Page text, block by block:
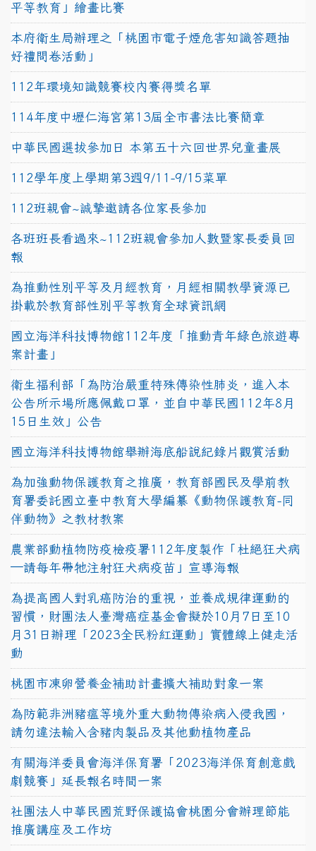
平等教育」繪畫比賽
本府衛生局辦理之「桃園市電子煙危害知識答題抽
好禮問卷活動」
112年環境知識競賽校內賽得獎名單
114年度中壢仁海宮第13屆全市書法比賽簡章
中華民國選拔參加日 本第五十六回世界兒童畫展
112學年度上學期第3週9/11-9/15菜單
112班親會~誠摯邀請各位家長參加
各班班長看過來~112班親會參加人數暨家長委員回
報
為推動性別平等及月經教育，月經相關教學資源已
掛載於教育部性別平等教育全球資訊網
國立海洋科技博物館112年度「推動青年綠色旅遊專
案計畫」
衛生福利部「為防治嚴重特殊傳染性肺炎，進入本
公告所示場所應佩戴口罩，並自中華民國112年8月
15日生效」公告
國立海洋科技博物館舉辦海底船說紀錄片觀賞活動
為加強動物保護教育之推廣，教育部國民及學前教
育署委託國立臺中教育大學編纂《動物保護教育-同
伴動物》之教材教案
農業部動植物防疫檢疫署112年度製作「杜絕狂犬病
—請每年帶牠注射狂犬病疫苗」宣導海報
為提高國人對乳癌防治的重視，並養成規律運動的
習慣，財團法人臺灣癌症基金會擬於10月7日至10
月31日辦理「2023全民粉紅運動」實體線上健走活
動
桃園市凍卵營養金補助計畫擴大補助對象一案
為防範非洲豬瘟等境外重大動物傳染病入侵我國，
請勿違法輸入含豬肉製品及其他動植物產品
有關海洋委員會海洋保育署「2023海洋保育創意戲
劇競賽」延長報名時間一案
社團法人中華民國荒野保護協會桃園分會辦理節能
推廣講座及工作坊